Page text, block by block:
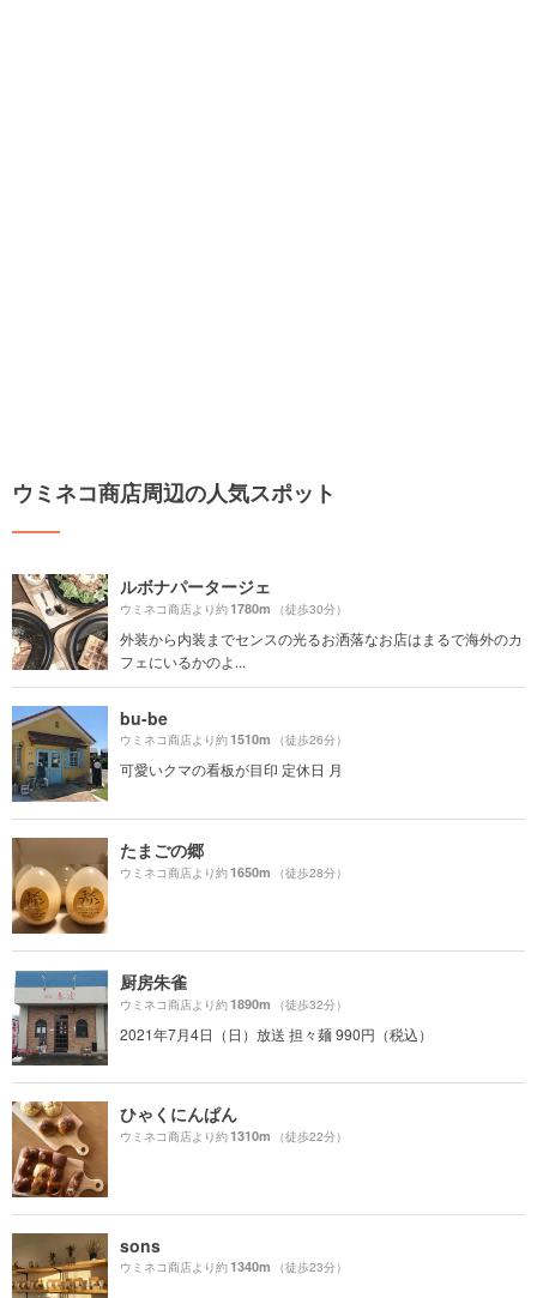
ウミネコ商店周辺の人気スポット
ルボナパータージェ
ウミネコ商店より約1780m （徒歩30分）
外装から内装までセンスの光るお洒落なお店はまるで海外のカ
フェにいるかのよ...
bu-be
ウミネコ商店より約1510m （徒歩26分）
可愛いクマの看板が目印 定休日 月
たまごの郷
ウミネコ商店より約1650m （徒歩28分）
厨房朱雀
ウミネコ商店より約1890m （徒歩32分）
2021年7月4日（日）放送 担々麺 990円（税込）
ひゃくにんぱん
ウミネコ商店より約1310m （徒歩22分）
sons
ウミネコ商店より約1340m （徒歩23分）